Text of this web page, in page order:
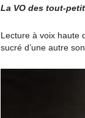
La VO des tout-
Lecture à voix haute
sucré d’une autre